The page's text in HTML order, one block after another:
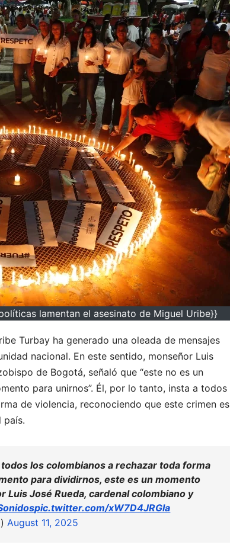
lamentan el asesinato de Miguel Uribe}}
Turbay ha generado una oleada de mensajes
nacional. En este sentido, monseñor Luis
de Bogotá, señaló que “este no es un
para unirnos”. Él, por lo tanto, insta a todos
de violencia, reconociendo que este crimen es
país.
los colombianos a rechazar toda forma
para dividirnos, este es un momento
Luis José Rueda, cardenal colombiano y
pic.twitter.com/xW7D4JRGIa
August 11, 2025